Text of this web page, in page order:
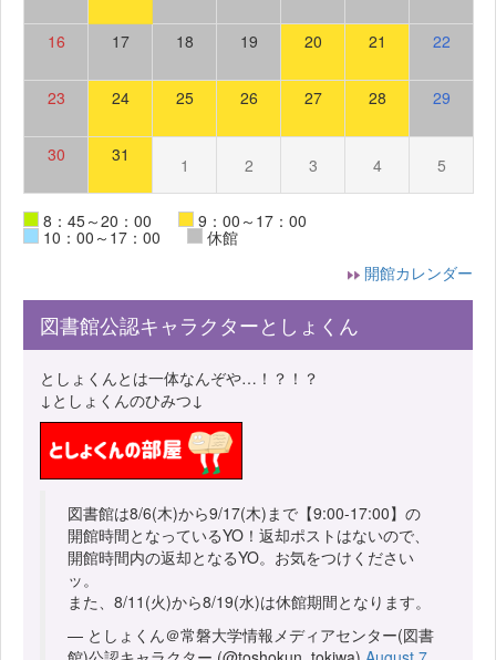
16 17 18 19 20 21 22
23 24 25 26 27 28 29
30 31 1 2 3 4 5
8：45～20：00 9：00～17：00
10：00～17：00
休館
開館カレンダー
図書館公認キャラクターとしょくん
としょくんとは一体なんぞや…！？！？
↓としょくんのひみつ↓
図書館は8/6(木)から9/17(木)まで【9:00-17:00】の
開館時間となっているYO！返却ポストはないので、
開館時間内の返却となるYO。お気をつけください
ッ。
また、8/11(火)から8/19(水)は休館期間となります。
— としょくん＠常磐大学情報メディアセンター(図書